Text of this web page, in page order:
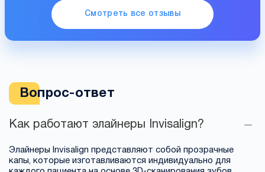
Смотреть все отзывы
Вопрос-ответ
Как работают элайнеры Invisalign?
Элайнеры Invisalign представляют собой прозрачные
капы, которые изготавливаются индивидуально для